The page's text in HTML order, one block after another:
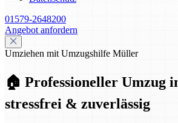
01579-2648200
Angebot anfordern
Umziehen mit Umzugshilfe Müller
🏠 Professioneller Umzug
stressfrei & zuverlässig